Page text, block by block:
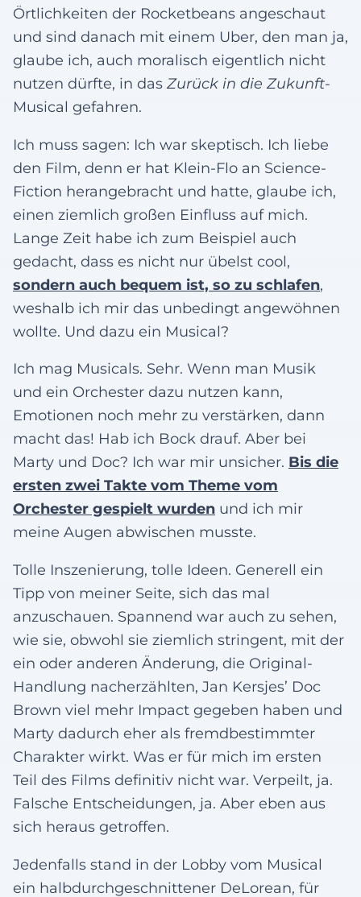
Örtlichkeiten der Rocketbeans angeschaut
und sind danach mit einem Uber, den man ja,
glaube ich, auch moralisch eigentlich nicht
nutzen dürfte, in das Zurück in die Zukunft-
Musical gefahren.
Ich muss sagen: Ich war skeptisch. Ich liebe
den Film, denn er hat Klein-Flo an Science-
Fiction herangebracht und hatte, glaube ich,
einen ziemlich großen Einfluss auf mich.
Lange Zeit habe ich zum Beispiel auch
gedacht, dass es nicht nur übelst cool,
sondern auch bequem ist, so zu schlafen,
weshalb ich mir das unbedingt angewöhnen
wollte. Und dazu ein Musical?
Ich mag Musicals. Sehr. Wenn man Musik
und ein Orchester dazu nutzen kann,
Emotionen noch mehr zu verstärken, dann
macht das! Hab ich Bock drauf. Aber bei
Marty und Doc? Ich war mir unsicher. Bis die
ersten zwei Takte vom Theme vom
Orchester gespielt wurden und ich mir
meine Augen abwischen musste.
Tolle Inszenierung, tolle Ideen. Generell ein
Tipp von meiner Seite, sich das mal
anzuschauen. Spannend war auch zu sehen,
wie sie, obwohl sie ziemlich stringent, mit der
ein oder anderen Änderung, die Original-
Handlung nacherzählten, Jan Kersjes’ Doc
Brown viel mehr Impact gegeben haben und
Marty dadurch eher als fremdbestimmter
Charakter wirkt. Was er für mich im ersten
Teil des Films definitiv nicht war. Verpeilt, ja.
Falsche Entscheidungen, ja. Aber eben aus
sich heraus getroffen.
Jedenfalls stand in der Lobby vom Musical
ein halbdurchgeschnittener DeLorean, für